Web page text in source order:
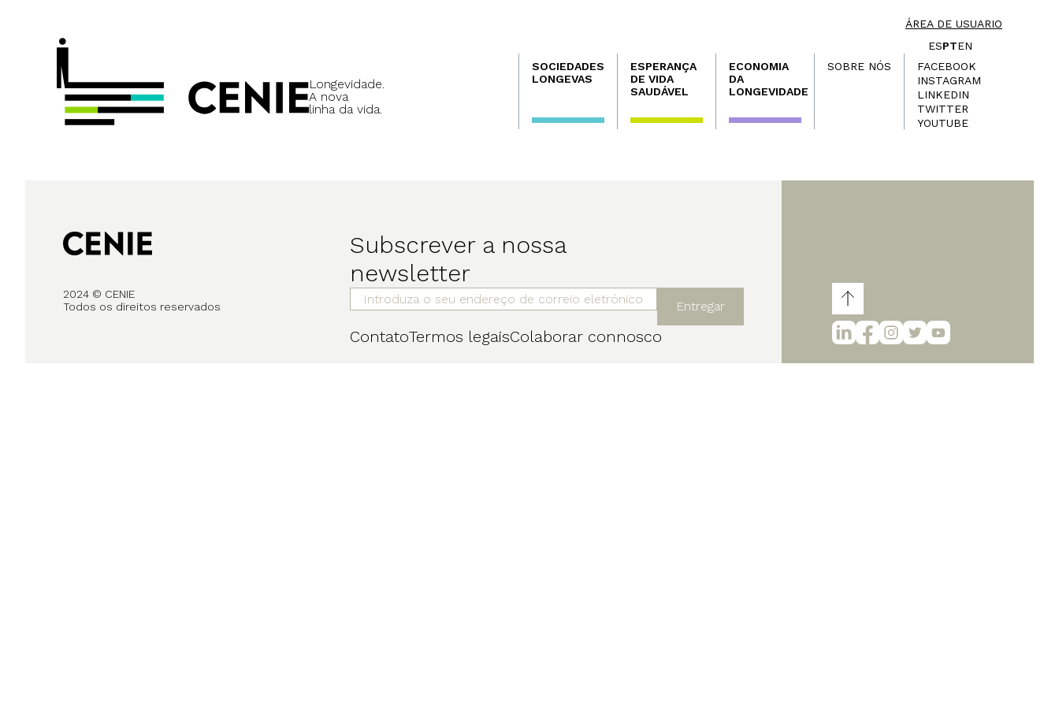
ÁREA DE USUARIO
Longevidade.
A nova
linha da vida.
ESPTEN
Navegación
principal
SOCIEDADES
LONGEVAS
ESPERANÇA
DE VIDA
SAUDÁVEL
ECONOMIA
DA
LONGEVIDADE
SOBRE NÓS
FACEBOOK
INSTAGRAM
LINKEDIN
TWITTER
YOUTUBE
Subscrever a nossa
newsletter
Entregar
ContatoTermos legaisColaborar connosco
2024 © CENIE
Todos os direitos reservados